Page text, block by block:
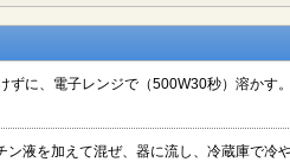
ずに、電子レンジで（500W30秒）溶か
液を加えて混ぜ、器に流し、冷蔵庫で冷や